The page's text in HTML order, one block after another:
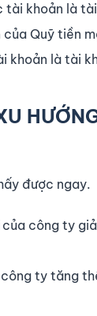
khoản là tài
của Quỹ tiền
là tài
được ngay.
công ty
ty tăng